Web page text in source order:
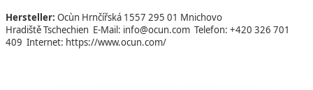
Hersteller: Ocùn Hrnčířská 1557 295 01 Mnichovo
Hradiště Tschechien E-Mail: info@ocun.com Telefon: +420 326 701
409 Internet: https://www.ocun.com/